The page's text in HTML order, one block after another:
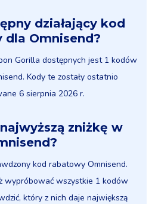
działający kod
dla Omnisend?
Gorilla dostępnych jest 1 kodów
Kody te zostały ostatnio
6 sierpnia 2026 r.
zniżkę w
kod rabatowy Omnisend.
wypróbować wszystkie 1 kodów
który z nich daje największą